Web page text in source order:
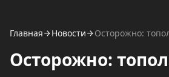
Главная Новости Осторожно:
Осторожно: